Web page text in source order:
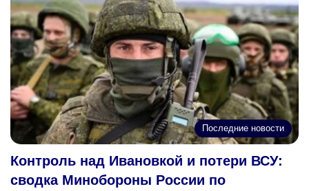
Последние новости
Контроль над Ивановкой и потери ВСУ:
сводка Минобороны России по